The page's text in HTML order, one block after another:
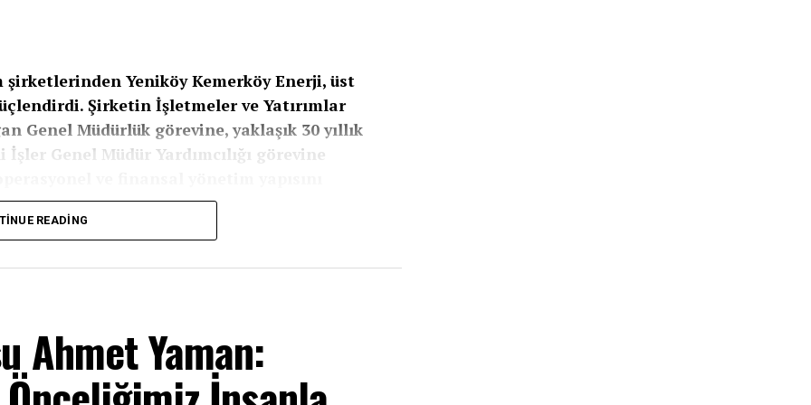
Yeniköy Kemerköy Enerji, üst
Şirketin İşletmeler ve Yatırımlar
Genel Müdürlük görevine, yaklaşık 30 yıllık
Genel Müdür Yardımcılığı görevine
stratejik rol üstlenen Yeniköy Kemerköy
Şirket bünyesinde uzun yıllardır farklı
görevine başlarken, enerji sektöründe
da Mali İşler Genel Müdür Yardımcısı
READING
Ahmet Yaman: